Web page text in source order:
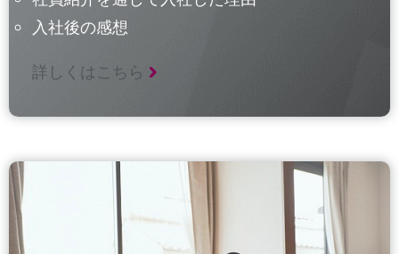
入社後の感想
詳しくはこちら